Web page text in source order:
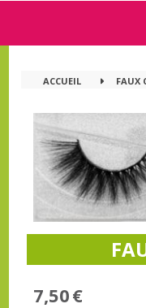
ACCUEIL FAUX
7,50€